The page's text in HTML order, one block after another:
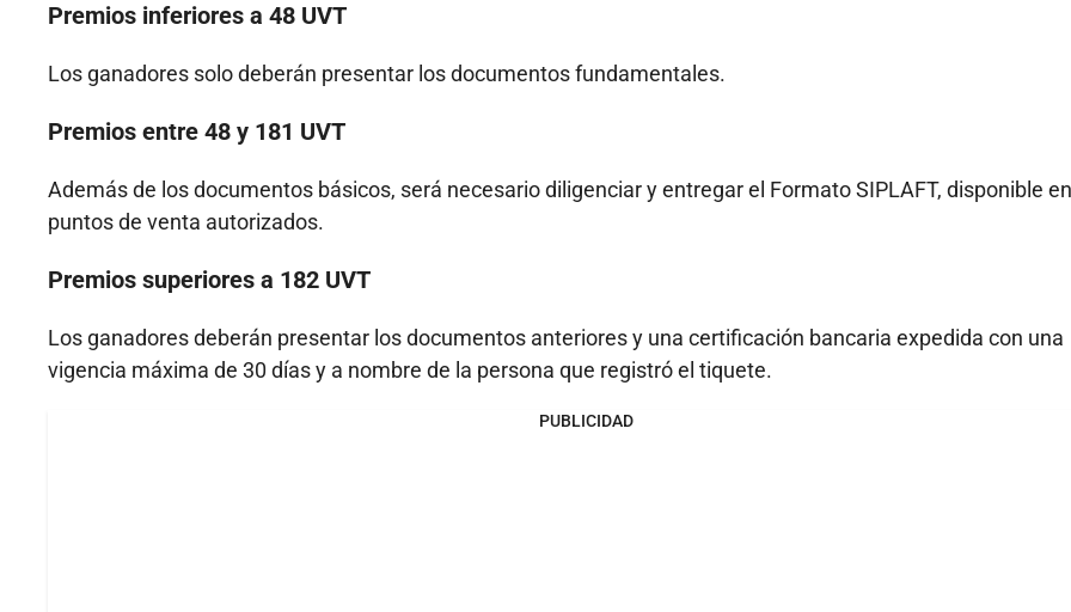
Premios inferiores a 48 UVT
Los ganadores solo deberán presentar los documentos fundamentales.
Premios entre 48 y 181 UVT
Además de los documentos básicos, será necesario diligenciar y entregar el Formato SIPLAFT, disponible
puntos de venta autorizados.
Premios superiores a 182 UVT
Los ganadores deberán presentar los documentos anteriores y una certificación bancaria expedida con una
vigencia máxima de 30 días y a nombre de la persona que registró el tiquete.
PUBLICIDAD